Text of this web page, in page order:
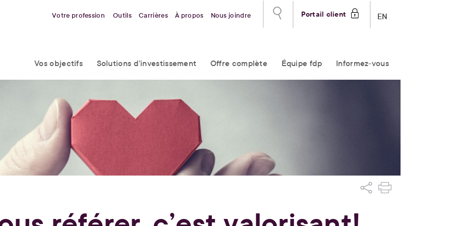
EN
Portail client
Votre profession Outils Carrières À propos Nous joindre
Vos objectifs Solutions d’investissement Offre complète Équipe fdp Informez-vous